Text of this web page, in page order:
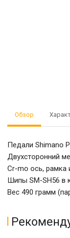
Обзор
Педали Shimano
Двухсторонний
Cr-mo ось, рамка
Шипы SM-SH56 в
Вес 490 грамм